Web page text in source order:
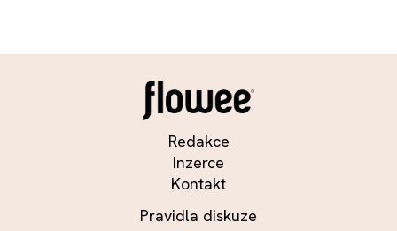
Redakce
Inzerce
Kontakt
Pravidla diskuze